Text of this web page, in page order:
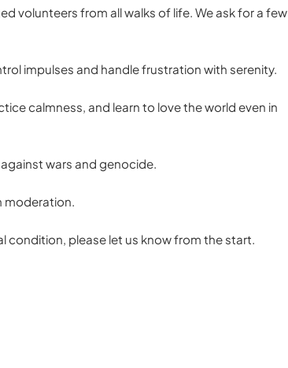
volunteers from all walks of life. We ask for a few
impulses and handle frustration with serenity.
calmness, and learn to love the world even in
wars and genocide.
moderation.
condition, please let us know from the start.